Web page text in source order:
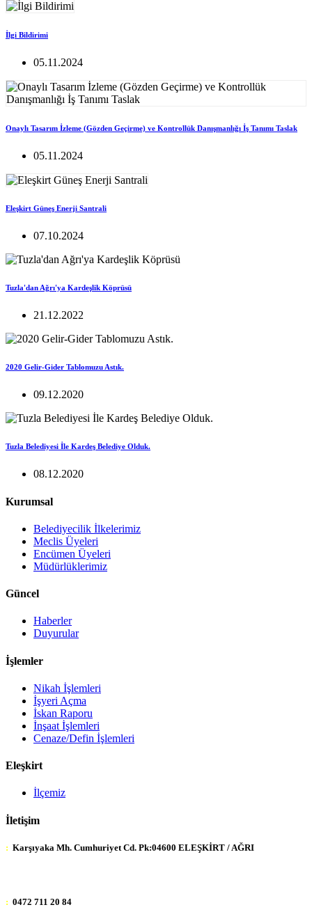
İlgi Bildirimi
05.11.2024
Onaylı Tasarım İzleme (Gözden Geçirme) ve Kontrollük Danışmanlığı İş Tanımı Taslak
05.11.2024
Eleşkirt Güneş Enerji Santrali
07.10.2024
Tuzla'dan Ağrı'ya Kardeşlik Köprüsü
21.12.2022
2020 Gelir-Gider Tablomuzu Astık.
09.12.2020
Tuzla Belediyesi İle Kardeş Belediye Olduk.
08.12.2020
Kurumsal
Belediyecilik İlkelerimiz
Meclis Üyeleri
Encümen Üyeleri
Müdürlüklerimiz
Güncel
Haberler
Duyurular
İşlemler
Nikah İşlemleri
İşyeri Açma
İskan Raporu
İnşaat İşlemleri
Cenaze/Defin İşlemleri
Eleşkirt
İlçemiz
İletişim
: Karşıyaka Mh. Cumhuriyet Cd. Pk:04600 ELEŞKİRT / AĞRI
: 0472 711 20 84